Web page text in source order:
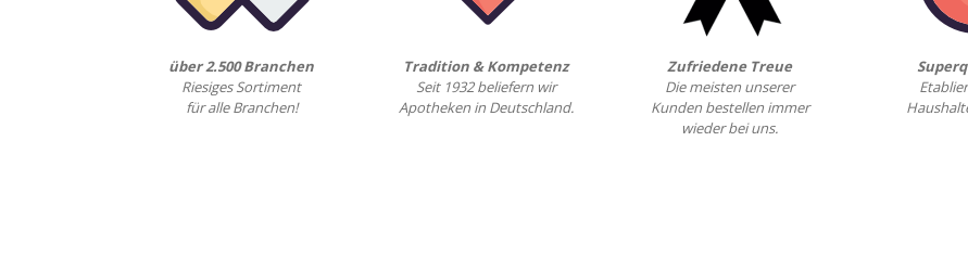
über 2.500 Branchen
Riesiges Sortiment
für alle Branchen!
Tradition & Kompetenz
Seit 1932 beliefern wir
Apotheken in Deutschland.
Zufriedene Treue
Die meisten unserer
Kunden bestellen immer
wieder bei uns.